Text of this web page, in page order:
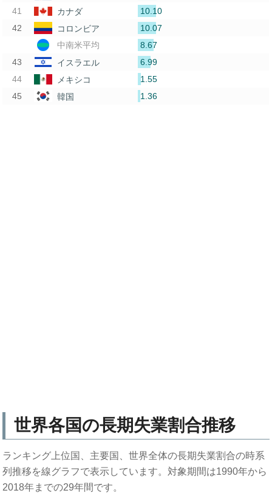
カナダ
10.10
コロンビア
10.07
中南米平均
8.67
イスラエル
6.99
メキシコ
1.55
韓国
1.36
世界各国の長期失業割合推移
ランキング上位国、主要国、世界全体の長期失業割合の時系
列推移を線グラフで表示しています。対象期間は1990年から
2018年までの29年間です。